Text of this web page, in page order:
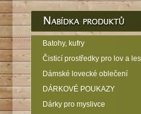
Batohy, kufry
Čisticí prostředky pro lov a les
Dámské lovecké oblečení
DÁRKOVÉ POUKAZY
Dárky pro myslivce